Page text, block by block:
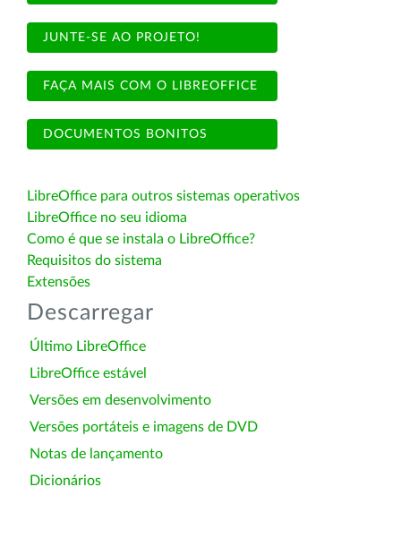
JUNTE-SE AO PROJETO!
FAÇA MAIS COM O LIBREOFFICE
DOCUMENTOS BONITOS
LibreOffice para outros sistemas operativos
LibreOffice no seu idioma
Como é que se instala o LibreOffice?
Requisitos do sistema
Extensões
Descarregar
Último LibreOffice
LibreOffice estável
Versões em desenvolvimento
Versões portáteis e imagens de DVD
Notas de lançamento
Dicionários